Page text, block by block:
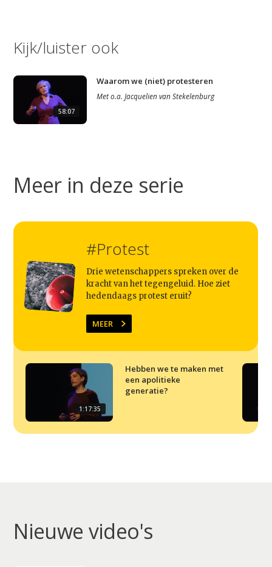
Home
Podcast
Artikelen
Contact
Kijk/luister ook
58:07
Waarom we (niet) protesteren
Meto.a.Jacquelien van Stekelenburg
Meer in deze serie
#Protest
Drie wetenschappers spreken over de
kracht van het tegengeluid. Hoe ziet
hedendaags protest eruit?
MEER
1:17:35
Hebben we te maken met
een apolitieke
generatie?
Nieuwe video's